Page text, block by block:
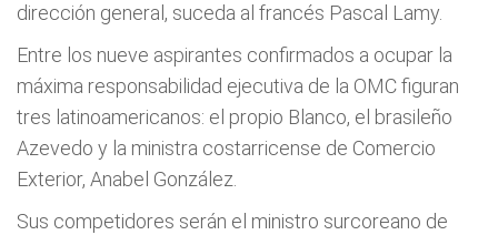
dirección general, suceda al francés Pascal Lamy.
Entre los nueve aspirantes confirmados a ocupar la
máxima responsabilidad ejecutiva de la OMC figuran
tres latinoamericanos: el propio Blanco, el brasileño
Azevedo y la ministra costarricense de Comercio
Exterior, Anabel González.
Sus competidores serán el ministro surcoreano de